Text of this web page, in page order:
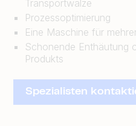
Transportwalze
Prozessoptimierung
Eine Maschine für
Schonende Enthäutung
Produkts
Spezialisten